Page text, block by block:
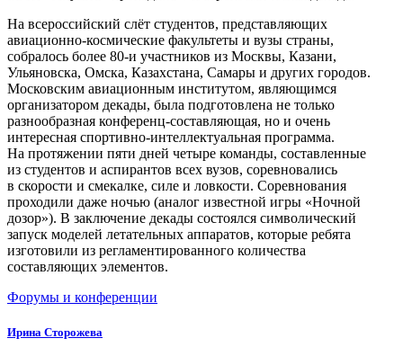
На всероссийский слёт студентов, представляющих
авиационно-космические факультеты и вузы страны,
собралось более 80-и участников из Москвы, Казани,
Ульяновска, Омска, Казахстана, Самары и других городов.
Московским авиационным институтом, являющимся
организатором декады, была подготовлена не только
разнообразная конференц-составляющая, но и очень
интересная спортивно-интеллектуальная программа.
На протяжении пяти дней четыре команды, составленные
из студентов и аспирантов всех вузов, соревновались
в скорости и смекалке, силе и ловкости. Соревнования
проходили даже ночью (аналог известной игры «Ночной
дозор»). В заключение декады состоялся символический
запуск моделей летательных аппаратов, которые ребята
изготовили из регламентированного количества
составляющих элементов.
Форумы и конференции
Ирина Сторожева